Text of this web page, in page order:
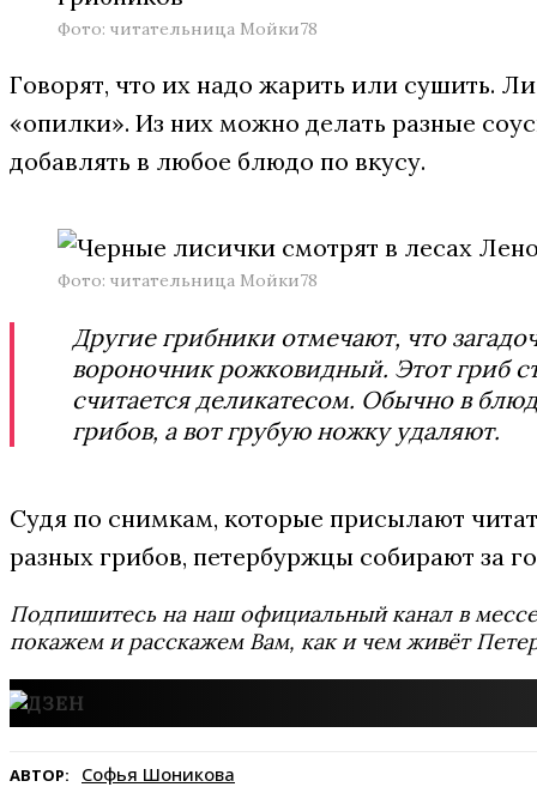
Фото: читательница Мойки78
Говорят, что их надо жарить или сушить.
«опилки». Из них можно делать разные
добавлять в любое блюдо по вкусу.
Фото: читательница Мойки78
Другие грибники отмечают, что
вороночник рожковидный. Этот гриб
считается деликатесом. Обычно в
грибов, а вот грубую ножку удаляют.
Судя по снимкам, которые присылают
разных грибов, петербуржцы собирают за
Подпишитесь на наш официальный канал в
покажем и расскажем Вам, как и чем живёт
АВТОР: Софья Шоникова